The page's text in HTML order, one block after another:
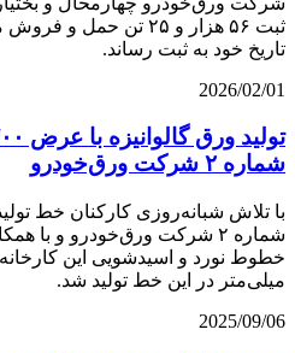
ثبت ۵۶ هزار و ۲۵ تن
تاریخ خود به ثبت رساند.
2026/02/01
شماره ۲ شركت ورق‌خودرو
با تلاش شبانه‌روزی کارکنان خط
شماره ۲ شرکت ورق‌خودرو و با
میلی‌متر در این خط تولید شد.
2025/09/06